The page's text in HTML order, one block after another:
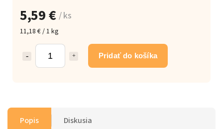
5,59 € / ks
11,18 € / 1 kg
Pridať do košíka
Popis Diskusia